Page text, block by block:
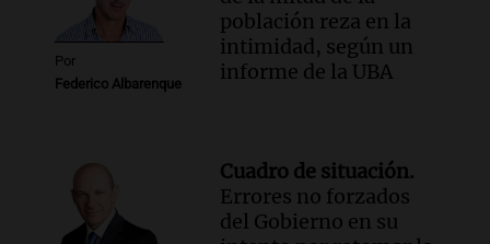
Por
Federico Albarenque
población reza en la
intimidad, según un
informe de la UBA
Cuadro de situación.
Errores no forzados
del Gobierno en su